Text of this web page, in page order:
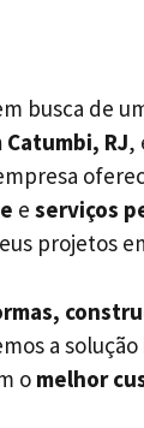
busca de
RJ,
e serviços
projetos
a
o melhor